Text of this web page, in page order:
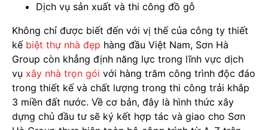
Dịch vụ sản xuất và thi công đồ gỗ
Không chỉ được biết đến với vị thế của công ty thiết
kế biệt thự nhà đẹp hàng đầu Việt Nam, Sơn Hà
Group còn khẳng định năng lực trong lĩnh vực dịch
vụ xây nhà trọn gói với hàng trăm công trình độc đáo
trong thiết kế và chất lượng trong thi công trải khắp
3 miền đất nước. Về cơ bản, đây là hình thức xây
dựng chủ đầu tư sẽ ký kết hợp tác và giao cho Sơn